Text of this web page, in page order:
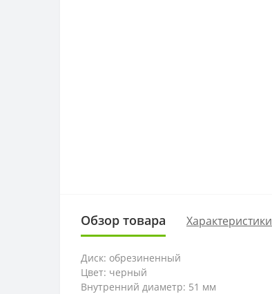
Обзор товара Характеристики
Диск: обрезиненный
Цвет: черный
Внутренний диаметр: 51 мм